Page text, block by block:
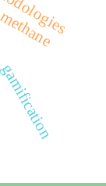
gamification
methane